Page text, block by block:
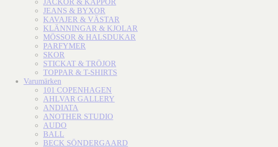
JACKOR & KAPPOR
JEANS & BYXOR
KAVAJER & VÄSTAR
KLÄNNINGAR & KJOLAR
MÖSSOR & HALSDUKAR
PARFYMER
SKOR
STICKAT & TRÖJOR
TOPPAR & T-SHIRTS
Varumärken
101 COPENHAGEN
AHLVAR GALLERY
ANDIATA
ANOTHER STUDIO
AUDO
BALL
BECK SÖNDERGAARD